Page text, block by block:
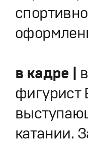
в кадре |
фигурист
катании.